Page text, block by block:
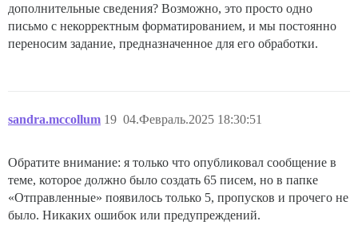
дополнительные сведения? Возможно, это просто одно
письмо с некорректным форматированием, и мы постоянно
переносим задание, предназначенное для его обработки.
sandra.mccollum 04.Февраль.2025 18:30:51
19
Обратите внимание: я только что опубликовал сообщение в
теме, которое должно было создать 65 писем, но в папке
«Отправленные» появилось только 5, пропусков и прочего не
было. Никаких ошибок или предупреждений.